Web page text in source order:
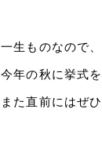
一生ものなので
今年の秋に挙式
また直前にはぜ